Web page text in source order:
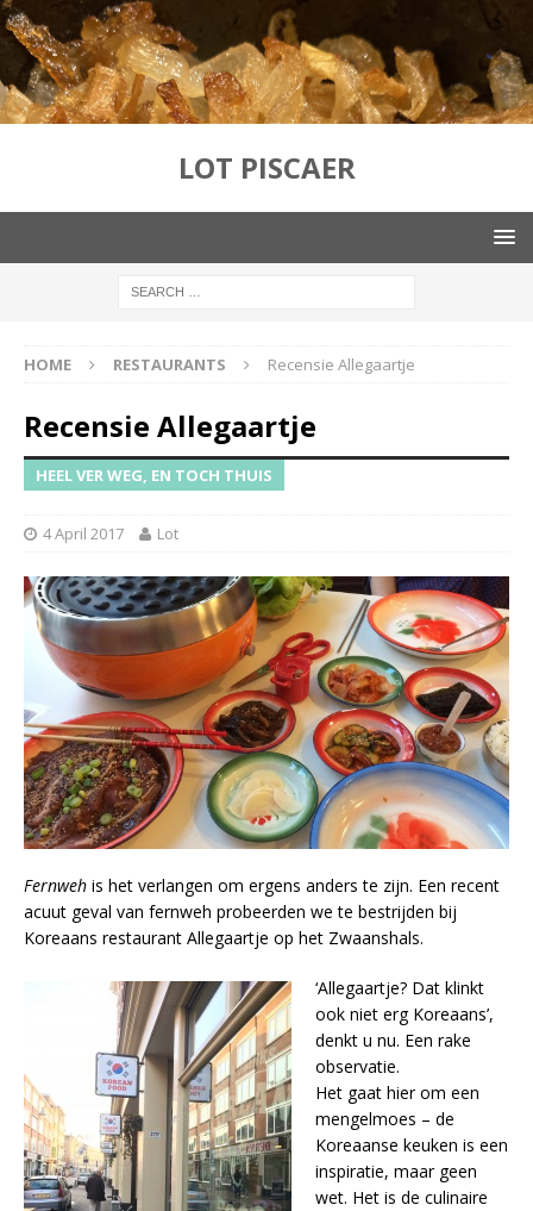
LOT PISCAER
HOME RESTAURANTS Recensie Allegaartje
Recensie Allegaartje
HEEL VER WEG, EN TOCH THUIS
4 April 2017 Lot
Fernweh is het verlangen om ergens anders te zijn. Een recent
acuut geval van fernweh probeerden we te bestrijden bij
Koreaans restaurant Allegaartje op het Zwaanshals.
‘Allegaartje? Dat klinkt
ook niet erg Koreaans’,
denkt u nu. Een rake
observatie.
Het gaat hier om een
mengelmoes – de
Koreaanse keuken is een
inspiratie, maar geen
wet. Het is de culinaire